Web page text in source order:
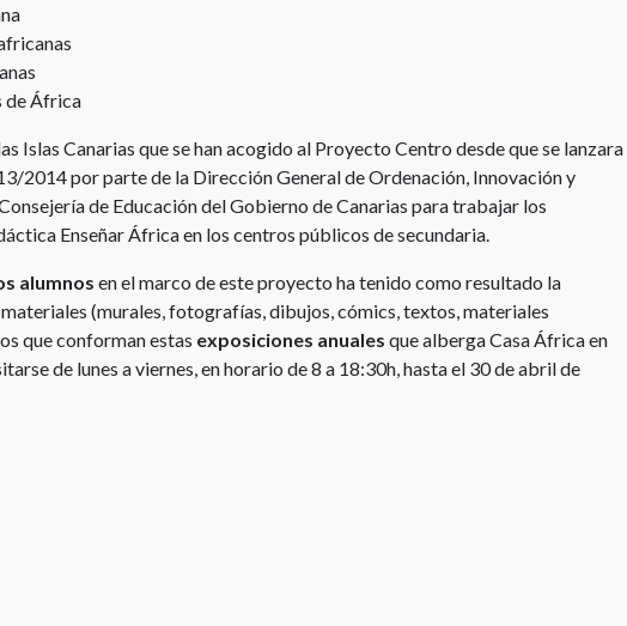
de África
Islas Canarias que se han acogido al Proyecto Centro desde que se lanzara
2014 por parte de la Dirección General de Ordenación, Innovación y
de Educación del Gobierno de Canarias para trabajar los
Enseñar África en los centros públicos de secundaria.
alumnos en el marco de este proyecto ha tenido como resultado la
(murales, fotografías, dibujos, cómics, textos, materiales
que conforman estas exposiciones anuales que alberga Casa África en
de lunes a viernes, en horario de 8 a 18:30h, hasta el 30 de abril de